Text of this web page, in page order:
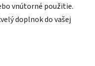
vnútorné použitie.
doplnok do vašej